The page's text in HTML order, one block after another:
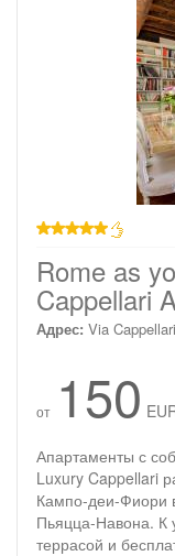
Rome as
Cappellari
Адрес: Via
от 150
Апартаменты с
Luxury Cappellari
Кампо-деи-Фиори
Пьяцца-Навона. К
террасой и